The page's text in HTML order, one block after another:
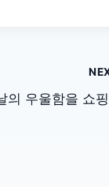
의 우울함을 쇼